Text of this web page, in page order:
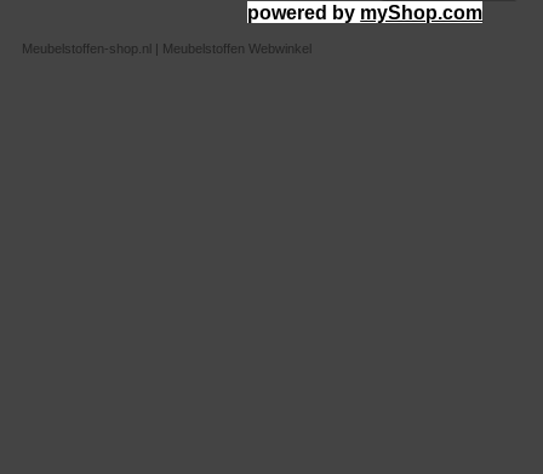
powered by myShop.com
Meubelstoffen-shop.nl | Meubelstoffen Webwinkel